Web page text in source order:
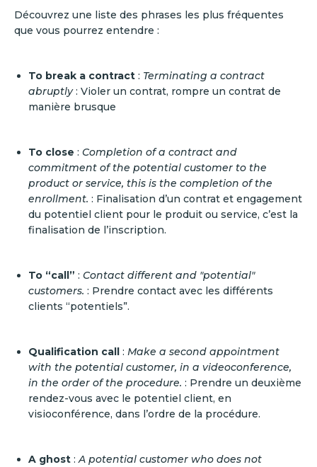
Découvrez une liste des phrases les plus fréquentes
que vous pourrez entendre :
To break a contract : Terminating a contract
abruptly: Violer un contrat, rompre un contrat de
manière brusque
To close : Completion of a contract and
commitment of the potential customer to the
product or service, this is the completion of the
enrollment. : Finalisation d’un contrat et engagement
du potentiel client pour le produit ou service, c’est la
finalisation de l’inscription.
To “call” : Contact different and "potential"
customers. : Prendre contact avec les différents
clients “potentiels”.
Qualification call : Make a second appointment
with the potential customer, in a videoconference,
in the order of the procedure. : Prendre un deuxième
rendez-vous avec le potentiel client, en
visioconférence, dans l’ordre de la procédure.
A ghost :A potential customer who does not